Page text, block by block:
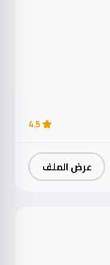
4.5
عرض الملف